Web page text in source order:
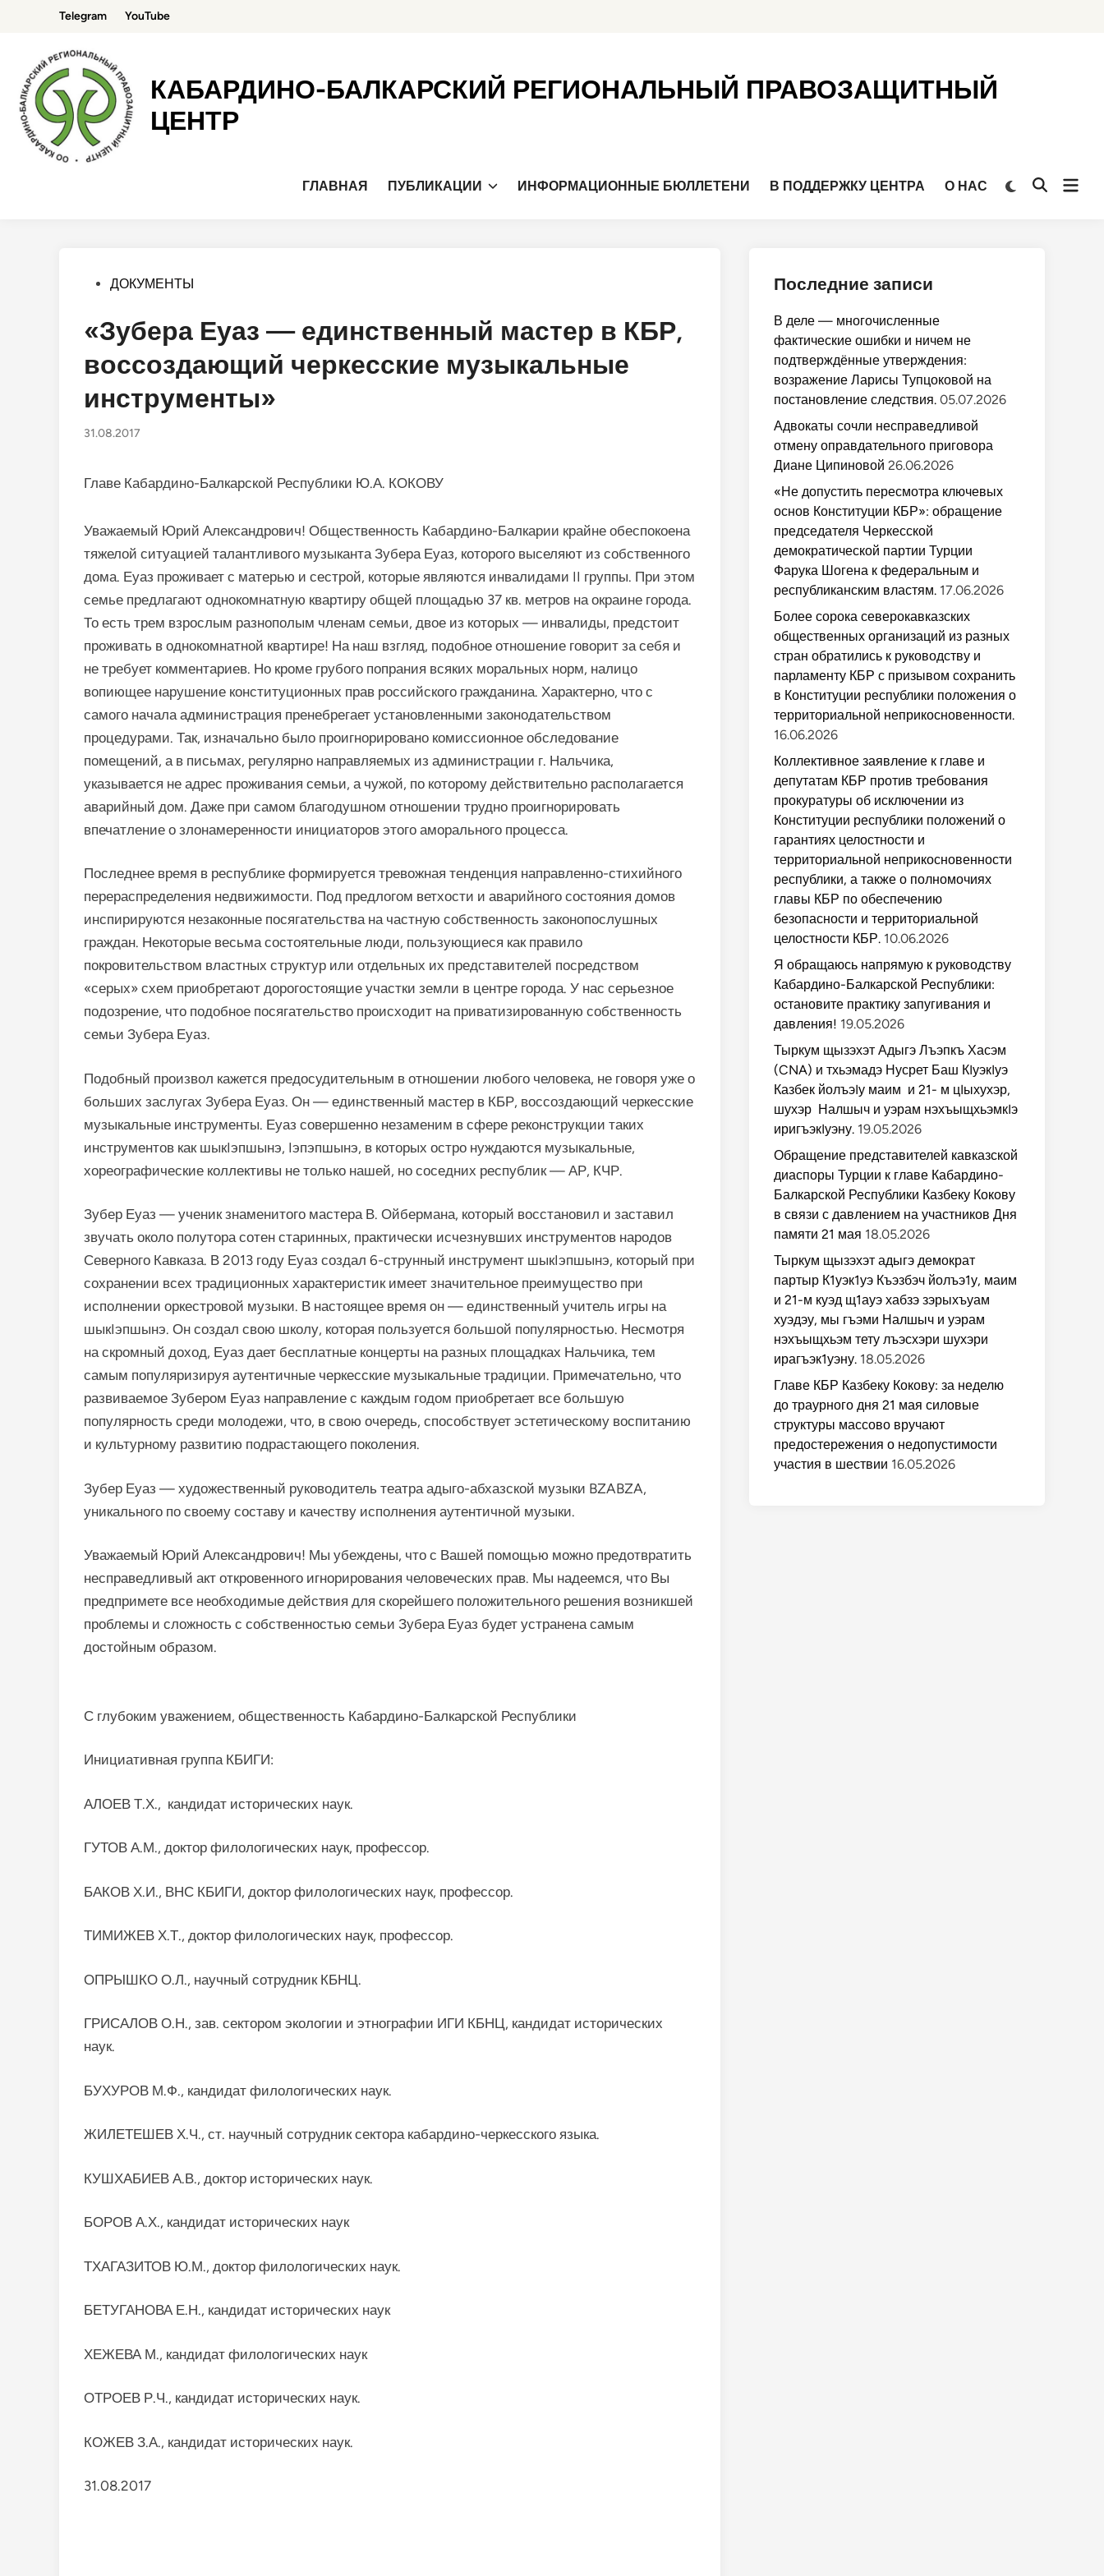
содержимому
Telegram YouTube
КАБАРДИНО-БАЛКАРСКИЙ РЕГИОНАЛЬНЫЙ ПРАВОЗАЩИТНЫЙ
ЦЕНТР
ГЛАВНАЯ ПУБЛИКАЦИИ ИНФОРМАЦИОННЫЕ БЮЛЛЕТЕНИ В ПОДДЕРЖКУ ЦЕНТРА О НАС
Переключить
Открыть
Опубликовано
ДОКУМЕНТЫ
«Зубера Еуаз — единственный мастер в КБР,
воссоздающий черкесские музыкальные
инструменты»
31.08.2017
Главе Кабардино-Балкарской Республики Ю.А. КОКОВУ
Уважаемый Юрий Александрович! Общественность Кабардино-Балкарии крайне обеспокоена
тяжелой ситуацией талантливого музыканта Зубера Еуаз, которого выселяют из собственного
дома. Еуаз проживает с матерью и сестрой, которые являются инвалидами II группы. При этом
семье предлагают однокомнатную квартиру общей площадью 37 кв. метров на окраине города.
То есть трем взрослым разнополым членам семьи, двое из которых — инвалиды, предстоит
проживать в однокомнатной квартире! На наш взгляд, подобное отношение говорит за себя и
не требует комментариев. Но кроме грубого попрания всяких моральных норм, налицо
вопиющее нарушение конституционных прав российского гражданина. Характерно, что с
самого начала администрация пренебрегает установленными законодательством
процедурами. Так, изначально было проигнорировано комиссионное обследование
помещений, а в письмах, регулярно направляемых из администрации г. Нальчика,
указывается не адрес проживания семьи, а чужой, по которому действительно располагается
аварийный дом. Даже при самом благодушном отношении трудно проигнорировать
впечатление о злонамеренности инициаторов этого аморального процесса.
Последнее время в республике формируется тревожная тенденция направленно-стихийного
перераспределения недвижимости. Под предлогом ветхости и аварийного состояния домов
инспирируются незаконные посягательства на частную собственность законопослушных
граждан. Некоторые весьма состоятельные люди, пользующиеся как правило
покровительством властных структур или отдельных их представителей посредством
«серых» схем приобретают дорогостоящие участки земли в центре города. У нас серьезное
подозрение, что подобное посягательство происходит на приватизированную собственность
семьи Зубера Еуаз.
Подобный произвол кажется предосудительным в отношении любого человека, не говоря уже о
больших заслугах Зубера Еуаз. Он — единственный мастер в КБР, воссоздающий черкесские
музыкальные инструменты. Еуаз совершенно незаменим в сфере реконструкции таких
инструментов как шыкIэпшынэ, Iэпэпшынэ, в которых остро нуждаются музыкальные,
хореографические коллективы не только нашей, но соседних республик — АР, КЧР.
Зубер Еуаз — ученик знаменитого мастера В. Ойбермана, который восстановил и заставил
звучать около полутора сотен старинных, практически исчезнувших инструментов народов
Северного Кавказа. В 2013 году Еуаз создал 6-струнный инструмент шыкIэпшынэ, который при
сохранении всех традиционных характеристик имеет значительное преимущество при
исполнении оркестровой музыки. В настоящее время он — единственный учитель игры на
шыкIэпшынэ. Он создал свою школу, которая пользуется большой популярностью. Несмотря
на скромный доход, Еуаз дает бесплатные концерты на разных площадках Нальчика, тем
самым популяризируя аутентичные черкесские музыкальные традиции. Примечательно, что
развиваемое Зубером Еуаз направление с каждым годом приобретает все большую
популярность среди молодежи, что, в свою очередь, способствует эстетическому воспитанию
и культурному развитию подрастающего поколения.
Зубер Еуаз — художественный руководитель театра адыго-абхазской музыки BZABZA,
уникального по своему составу и качеству исполнения аутентичной музыки.
Уважаемый Юрий Александрович! Мы убеждены, что с Вашей помощью можно предотвратить
несправедливый акт откровенного игнорирования человеческих прав. Мы надеемся, что Вы
предпримете все необходимые действия для скорейшего положительного решения возникшей
проблемы и сложность с собственностью семьи Зубера Еуаз будет устранена самым
достойным образом.
С глубоким уважением, общественность Кабардино-Балкарской Республики
Инициативная группа КБИГИ:
АЛОЕВ Т.Х., кандидат исторических наук.
ГУТОВ А.М., доктор филологических наук, профессор.
БАКОВ Х.И., ВНС КБИГИ, доктор филологических наук, профессор.
ТИМИЖЕВ Х.Т., доктор филологических наук, профессор.
ОПРЫШКО О.Л., научный сотрудник КБНЦ.
ГРИСАЛОВ О.Н., зав. сектором экологии и этнографии ИГИ КБНЦ, кандидат исторических
наук.
БУХУРОВ М.Ф., кандидат филологических наук.
ЖИЛЕТЕШЕВ Х.Ч., ст. научный сотрудник сектора кабардино-черкесского языка.
КУШХАБИЕВ А.В., доктор исторических наук.
БОРОВ А.Х., кандидат исторических наук
ТХАГАЗИТОВ Ю.М., доктор филологических наук.
БЕТУГАНОВА Е.Н., кандидат исторических наук
ХЕЖЕВА М., кандидат филологических наук
ОТРОЕВ Р.Ч., кандидат исторических наук.
КОЖЕВ З.А., кандидат исторических наук.
31.08.2017
Последние записи
В деле — многочисленные
фактические ошибки и ничем не
подтверждённые утверждения:
возражение Ларисы Тупцоковой на
постановление следствия. 05.07.2026
Адвокаты сочли несправедливой
отмену оправдательного приговора
Диане Ципиновой 26.06.2026
«Не допустить пересмотра ключевых
основ Конституции КБР»: обращение
председателя Черкесской
демократической партии Турции
Фарука Шогена к федеральным и
республиканским властям. 17.06.2026
Более сорока северокавказских
общественных организаций из разных
стран обратились к руководству и
парламенту КБР с призывом сохранить
в Конституции республики положения о
территориальной неприкосновенности.
16.06.2026
Коллективное заявление к главе и
депутатам КБР против требования
прокуратуры об исключении из
Конституции республики положений о
гарантиях целостности и
территориальной неприкосновенности
республики, а также о полномочиях
главы КБР по обеспечению
безопасности и территориальной
целостности КБР. 10.06.2026
Я обращаюсь напрямую к руководству
Кабардино-Балкарской Республики:
остановите практику запугивания и
давления! 19.05.2026
Тыркум щызэхэт Адыгэ Лъэпкъ Хасэм
(CNA) и тхьэмадэ Нусрет Баш КIуэкIуэ
Казбек йолъэIу маим и 21- м цIыхухэр,
шухэр Налшыч и уэрам нэхъыщхьэмкIэ
иригъэкIуэну. 19.05.2026
Обращение представителей кавказской
диаспоры Турции к главе Кабардино-
Балкарской Республики Казбеку Кокову
в связи с давлением на участников Дня
памяти 21 мая 18.05.2026
Тыркум щызэхэт адыгэ демократ
партыр К1уэк1уэ Къэзбэч йолъэ1у, маим
и 21-м куэд щ1ауэ хабзэ зэрыхъуам
хуэдэу, мы гъэми Налшыч и уэрам
нэхъыщхьэм тету лъэсхэри шухэри
ирагъэк1уэну. 18.05.2026
Главе КБР Казбеку Кокову: за неделю
до траурного дня 21 мая силовые
структуры массово вручают
предостережения о недопустимости
участия в шествии 16.05.2026